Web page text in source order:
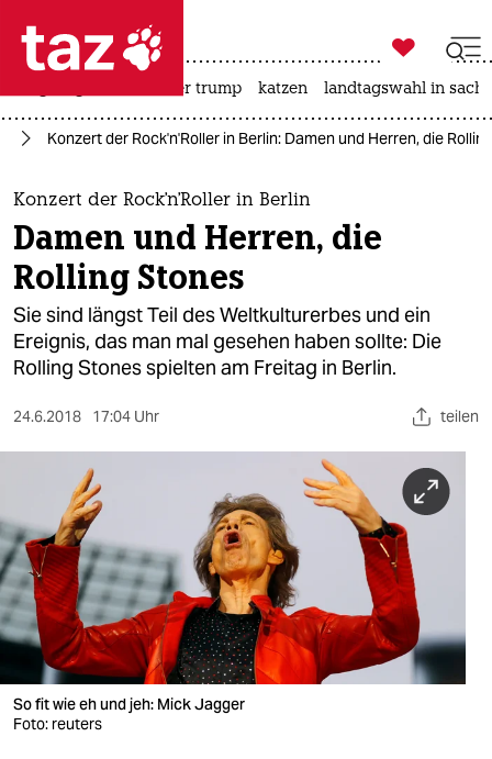
 taz zahl ich
taz zahl ich
themen
politik
öko
gesellschaft
sport
berlin
nord
wahrheit
verlag
verlag
veranstaltungen

taz zahl ich
usa unter trump katzen landtagswahl in
Konzert der Rock'n'Roller in Berlin: Damen und Herren, die
Konzert der Rock'n'Roller in Berlin
Damen und Herren, die
Rolling Stones
Sie sind längst Teil des Weltkulturerbes und ein
Ereignis, das man mal gesehen haben sollte: Die
Rolling Stones spielten am Freitag in Berlin.
24.6.2018 17:04 Uhr teilen
So fit wie eh und jeh: Mick Jagger
Foto: reuters